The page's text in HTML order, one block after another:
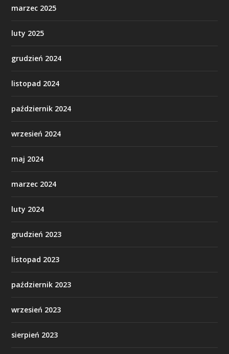
marzec 2025
luty 2025
grudzień 2024
listopad 2024
październik 2024
wrzesień 2024
maj 2024
marzec 2024
luty 2024
grudzień 2023
listopad 2023
październik 2023
wrzesień 2023
sierpień 2023